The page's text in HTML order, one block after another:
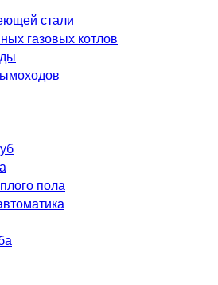
стали
газовых котлов
пола